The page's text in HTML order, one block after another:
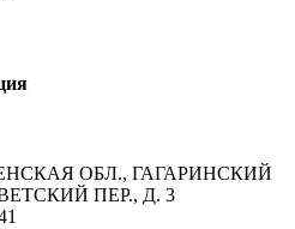
ОБЛ., ГАГАРИНСКИЙ
ПЕР., Д. 3